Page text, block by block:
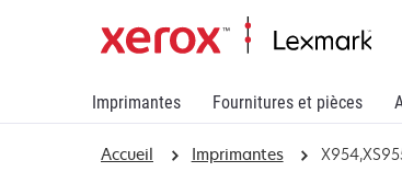
Imprimantes Fournitures et pièces
Accueil Imprimantes